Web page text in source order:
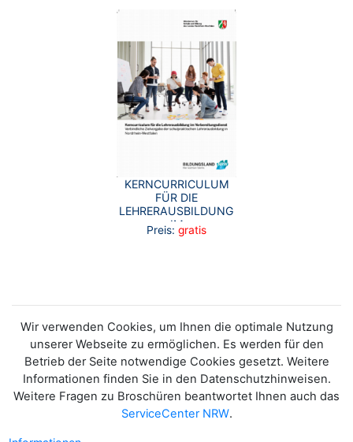
KERNCURRICULUM
FÜR DIE
LEHRERAUSBILDUNG
IM
VORBEREITUNGSDIENST
Preis: gratis
Wir verwenden Cookies, um Ihnen die optimale Nutzung
unserer Webseite zu ermöglichen. Es werden für den
Betrieb der Seite notwendige Cookies gesetzt. Weitere
Informationen finden Sie in den Datenschutzhinweisen.
Weitere Fragen zu Broschüren beantwortet Ihnen auch das
ServiceCenter NRW.